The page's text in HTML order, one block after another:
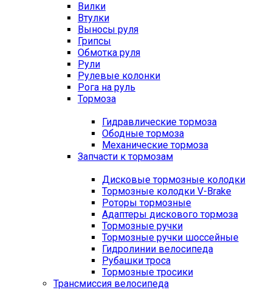
Вилки
Втулки
Выносы руля
Грипсы
Обмотка руля
Рули
Рулевые колонки
Рога на руль
Тормоза
Гидравлические тормоза
Ободные тормоза
Механические тормоза
Запчасти к тормозам
Дисковые тормозные колодки
Тормозные колодки V-Brake
Роторы тормозные
Адаптеры дискового тормоза
Тормозные ручки
Тормозные ручки шоссейные
Гидролинии велосипеда
Рубашки троса
Тормозные тросики
Трансмиссия велосипеда